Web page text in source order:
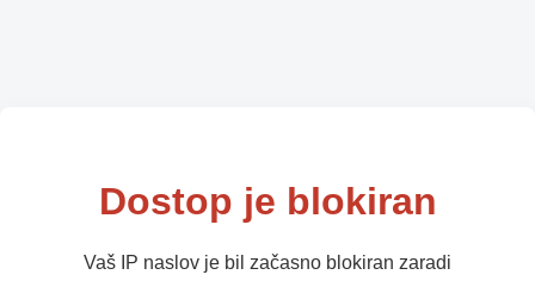
Dostop je blokiran
Vaš IP naslov je bil začasno blokiran zaradi